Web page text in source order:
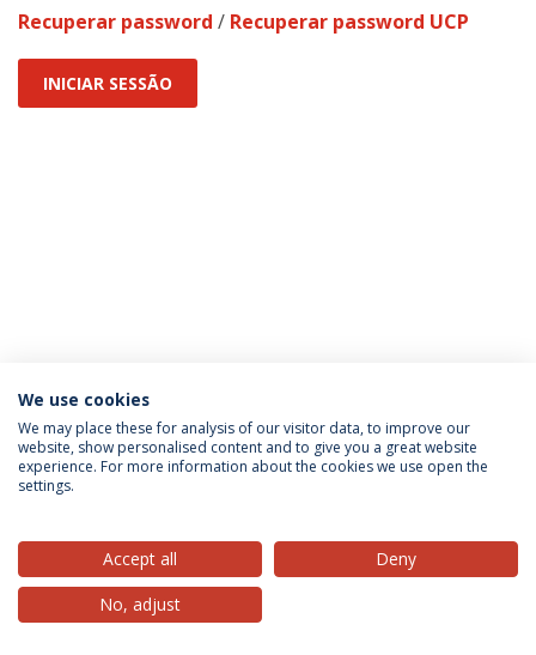
Recuperar password / Recuperar password UCP
INICIAR SESSÃO
Política de Privacidade
Termos & Condições
Direitos do Titular dos Dados
© 2026 Universidade Católica Portuguesa
We use cookies
We may place these for analysis of our visitor data, to improve our
website, show personalised content and to give you a great website
experience. For more information about the cookies we use open the
settings.
Accept all
Deny
No, adjust